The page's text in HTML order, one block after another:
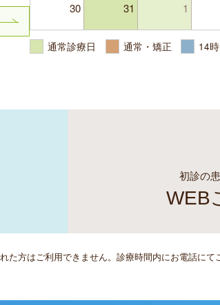
30 31 1
通常診療日 通常・矯正 14
初診の
WEB
方はご利用できません。診療時間内にお電話にて